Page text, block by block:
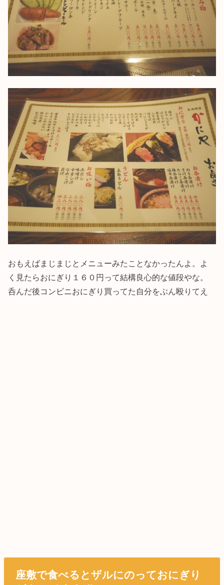
おもえばまじまじとメニューみたことなかったんよ。よ
く見たらおにぎり１６０円って結構良心的な値段やな。
呑んだ後コンビニおにぎり買ってた自分をぶん殴りてえ
座敷で食べるとザルにのっておにぎり